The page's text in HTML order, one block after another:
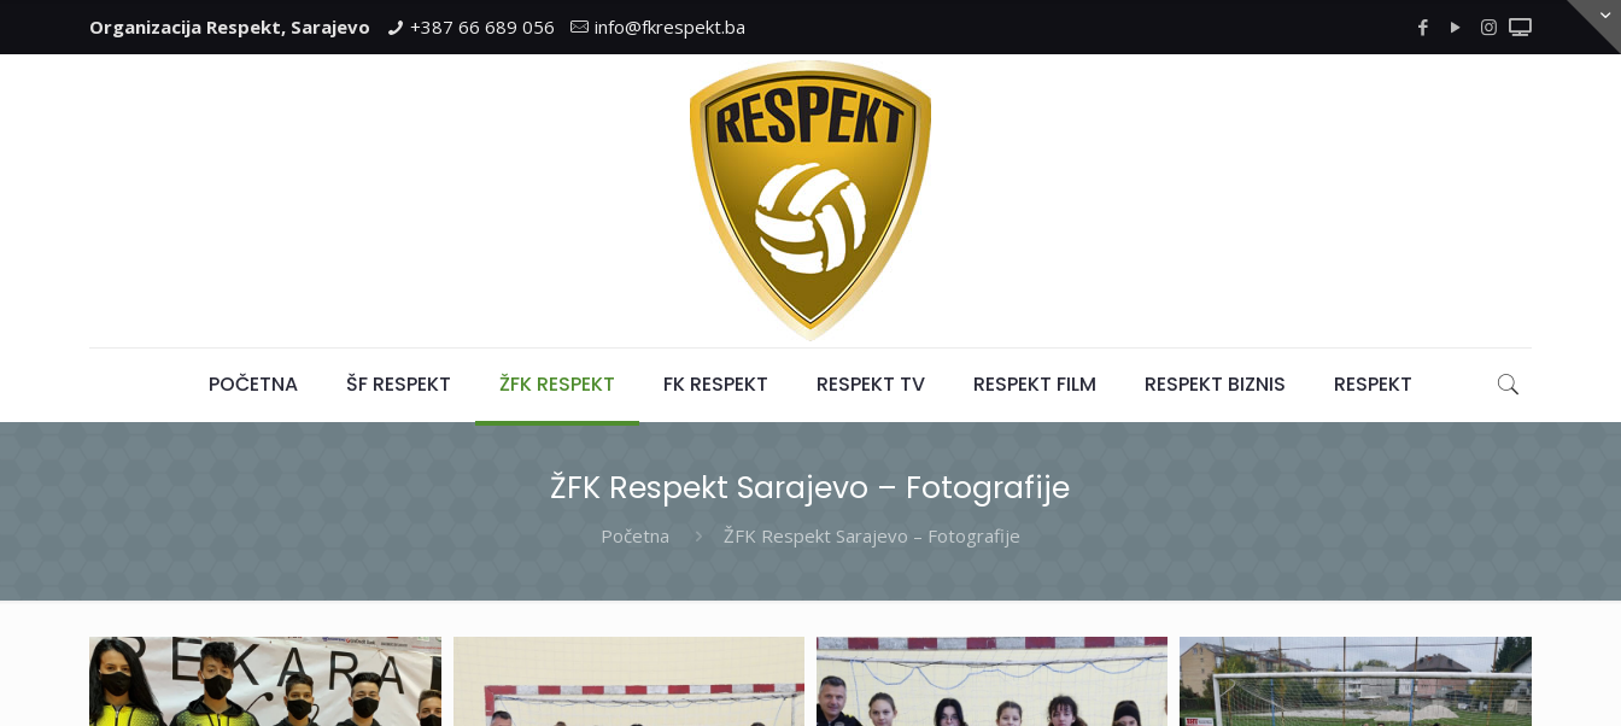
Organizacija Respekt, Sarajevo +387 66 689 056 info@fkrespekt.ba
POČETNA ŠF RESPEKT ŽFK RESPEKT FK RESPEKT RESPEKT TV RESPEKT FILM RESPEKT BIZNIS RESPEKT
ŽFK Respekt Sarajevo – Fotografije
Početna ŽFK Respekt Sarajevo – Fotografije